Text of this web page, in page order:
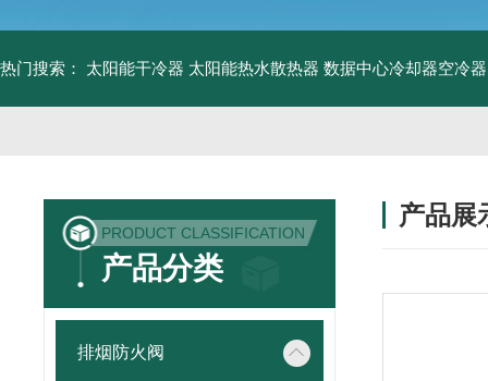
热门搜索： 太阳能干冷器 太阳能热水散热器 数据中心冷却器空冷器
PRODUCT CLASSIFICATION
产品分类
排烟防火阀
产品展